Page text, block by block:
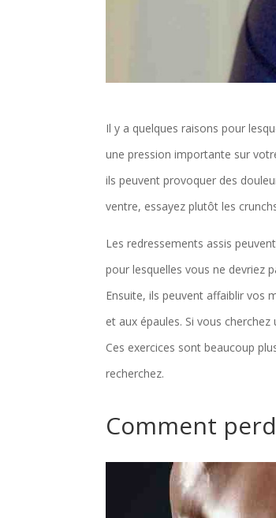
Il y a quelques raisons pour
une pression importante sur
ils peuvent provoquer des
ventre, essayez plutôt les
Les redressements assis
pour lesquelles vous ne devriez
Ensuite, ils peuvent affaiblir vos
et aux épaules. Si vous
Ces exercices sont beaucoup
recherchez.
Comment